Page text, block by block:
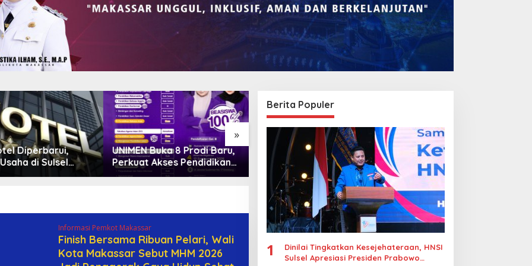
»
Buka 8 Prodi Baru,
Akses Pendidikan
Daya Saing
Bank Sulselbar Bantu Dump
Truck Sampah, Enrekang
Perkuat Layanan
Lomba Rakyat Gelar
“Pidato AHY Muda 2026”,
Dorong Pelajar Indonesia
Berani Sampaikan
Gagasan untuk Bangsa
Legalitas Tower di
Karuwisi–Sinrijala
Dipertanyakan Warga
Informasi Pemkot Makassar
Finish Bersama Ribuan Pelari, Wali
Kota Makassar Sebut MHM 2026
Berita Populer
1
Dinilai Tingkatkan Kesejehateraan, HNSI
Sulsel Apresiasi Presiden Prabowo